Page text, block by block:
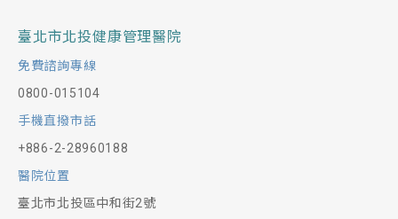
臺北市北投健康管理醫院
免費諮詢專線
0800-015104
手機直撥市話
+886-2-28960188
醫院位置
臺北市北投區中和街2號